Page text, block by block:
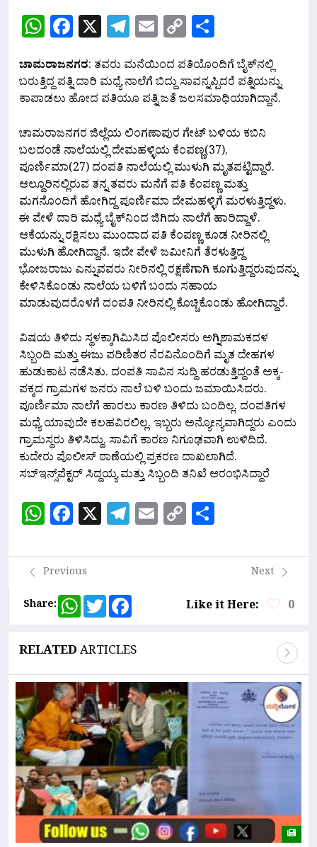
WhatsApp
Facebook
X Telegram
Email
Copy
Link
ಚಾಮರಾಜನಗರ: ತವರು ಮನೆಯಿಂದ ಪತಿಯೊಂದಿಗೆ ಬೈಕ್‌ನಲ್ಲಿ
ಬರುತ್ತಿದ್ದ ಪತ್ನಿ ದಾರಿ ಮಧ್ಯೆ ನಾಲೆಗೆ ಬಿದ್ದು ಸಾವನ್ನಪ್ಪಿದರೆ ಪತ್ನಿಯನ್ನು
ಕಾಪಾಡಲು ಹೋದ ಪತಿಯೂ ಪತ್ನಿ ಜತೆ ಜಲಸಮಾಧಿಯಾಗಿದ್ದಾನೆ.
ಚಾಮರಾಜನಗರ ಜಿಲ್ಲೆಯ ಲಿಂಗಣಾಪುರ ಗೇಟ್ ಬಳಿಯ ಕಬಿನಿ
ಬಲದಂಡೆ ನಾಲೆಯಲ್ಲಿ ದೇಮಹಳ್ಳಿಯ ಕೆಂಪಣ್ಣ(37),
ಪೂರ್ಣಿಮಾ(27) ದಂಪತಿ ನಾಲೆಯಲ್ಲಿ ಮುಳುಗಿ ಮೃತಪಟ್ಟಿದ್ದಾರೆ.
ಆಲ್ದೂರಿನಲ್ಲಿರುವ ತನ್ನ ತವರು ಮನೆಗೆ ಪತಿ ಕೆಂಪಣ್ಣ ಮತ್ತು
ಮಗನೊಂದಿಗೆ ಹೋಗಿದ್ದ ಪೂರ್ಣಿಮಾ ದೇಮಹಳ್ಳಿಗೆ ಮರಳುತ್ತಿದ್ದಳು.
ಈ ವೇಳೆ ದಾರಿ ಮಧ್ಯೆ ಬೈಕ್‌ನಿಂದ ಜಿಗಿದು ನಾಲೆಗೆ ಹಾರಿದ್ದಾಳೆ.
ಆಕೆಯನ್ನು ರಕ್ಷಿಸಲು ಮುಂದಾದ ಪತಿ ಕೆಂಪಣ್ಣ ಕೂಡ ನೀರಿನಲ್ಲಿ
ಮುಳುಗಿ ಹೋಗಿದ್ದಾನೆ. ಇದೇ ವೇಳೆ ಜಮೀನಿಗೆ ತೆರಳುತ್ತಿದ್ದ
ಭೋಜರಾಜು ಎನ್ನುವವರು ನೀರಿನಲ್ಲಿ ರಕ್ಷಣೆಗಾಗಿ ಕೂಗುತ್ತಿದ್ದರುವುದನ್ನು
ಕೇಳಿಸಿಕೊಂಡು ನಾಲೆಯ ಬಳಿಗೆ ಬಂದು ಸಹಾಯ
ಮಾಡುವುದರೊಳಗೆ ದಂಪತಿ ನೀರಿನಲ್ಲಿ ಕೊಚ್ಚಿಕೊಂಡು ಹೋಗಿದ್ದಾರೆ.
ವಿಷಯ ತಿಳಿದು ಸ್ಥಳಕ್ಕಾಗಿಮಿಸಿದ ಪೊಲೀಸರು ಅಗ್ನಿಶಾಮಕದಳ
ಸಿಬ್ಬಂದಿ ಮತ್ತು ಈಜು ಪರಿಣಿತರ ನೆರವಿನೊಂದಿಗೆ ಮೃತ ದೇಹಗಳ
ಹುಡುಕಾಟ ನಡೆಸಿತು. ದಂಪತಿ ಸಾವಿನ ಸುದ್ದಿ ಹರಡುತ್ತಿದ್ದಂತೆ ಅಕ್ಕ-
ಪಕ್ಕದ ಗ್ರಾಮಗಳ ಜನರು ನಾಲೆ ಬಳಿ ಬಂದು ಜಮಾಯಿಸಿದರು.
ಪೂರ್ಣಿಮಾ ನಾಲೆಗೆ ಹಾರಲು ಕಾರಣ ತಿಳಿದು ಬಂದಿಲ್ಲ. ದಂಪತಿಗಳ
ಮಧ್ಯೆ ಯಾವುದೇ ಕಲಹವಿರಲಿಲ್ಲ. ಇಬ್ಬರು ಅನ್ಯೋನ್ಯವಾಗಿದ್ದರು ಎಂದು
ಗ್ರಾಮಸ್ಥರು ತಿಳಿಸಿದ್ದು, ಸಾವಿಗೆ ಕಾರಣ ನಿಗೂಢವಾಗಿ ಉಳಿದಿದೆ.
ಕುದೇರು ಪೊಲೀಸ್ ಠಾಣೆಯಲ್ಲಿ ಪ್ರಕರಣ ದಾಖಲಾಗಿದೆ.
ಸಬ್‌ಇನ್ಸ್‌ಪೆಕ್ಟರ್ ಸಿದ್ದಯ್ಯ ಮತ್ತು ಸಿಬ್ಬಂದಿ ತನಿಖೆ ಆರಂಭಿಸಿದ್ದಾರೆ
WhatsApp
Facebook
X Telegram
Email
Copy
Link
Previous
Next
Share:
WhatsApp
Twitter Like it Here: 0
RELATEDARTICLES